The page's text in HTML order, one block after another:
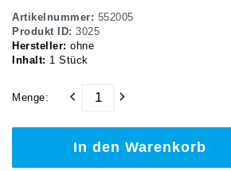
Artikelnummer: 552005
Produkt ID: 3025
Hersteller: ohne
Inhalt: 1 Stück
Menge:
In den Warenkorb